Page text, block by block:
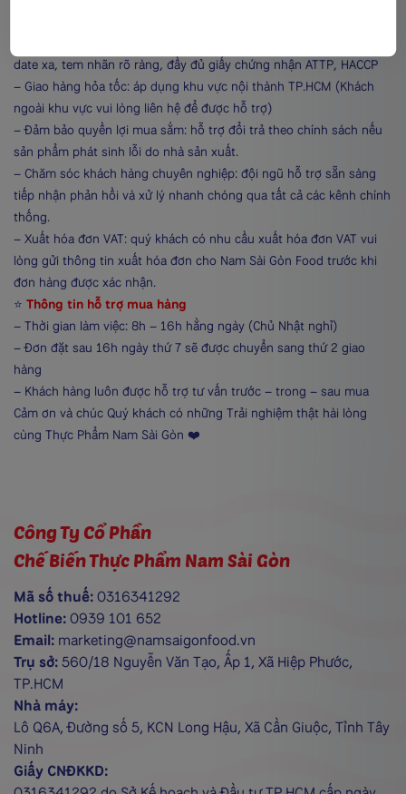
date xa, tem nhãn rõ ràng, đầy đủ giấy chứng nhận ATTP, HACCP
– Giao hàng hỏa tốc: áp dụng khu vực nội thành TP.HCM (Khách
ngoài khu vực vui lòng liên hệ để được hỗ trợ)
– Đảm bảo quyền lợi mua sắm: hỗ trợ đổi trả theo chính sách nếu
sản phẩm phát sinh lỗi do nhà sản xuất.
– Chăm sóc khách hàng chuyên nghiệp: đội ngũ hỗ trợ sẵn sàng
tiếp nhận phản hồi và xử lý nhanh chóng qua tất cả các kênh chính
thống.
– Xuất hóa đơn VAT: quý khách có nhu cầu xuất hóa đơn VAT vui
lòng gửi thông tin xuất hóa đơn cho Nam Sài Gòn Food trước khi
đơn hàng được xác nhận.
⭐️ Thông tin hỗ trợ mua hàng
– Thời gian làm việc: 8h – 16h hằng ngày (Chủ Nhật nghỉ)
– Đơn đặt sau 16h ngày thứ 7 sẽ được chuyển sang thứ 2 giao
hàng
– Khách hàng luôn được hỗ trợ tư vấn trước – trong – sau mua
Cảm ơn và chúc Quý khách có những Trải nghiệm thật hài lòng
cùng Thực Phẩm Nam Sài Gòn ❤️
Công Ty Cổ Phần
Chế Biến Thực Phẩm Nam Sài Gòn
Mã số thuế:0316341292
Hotline:0939 101 652
Email: marketing@namsaigonfood.vn
Trụ sở:560/18 Nguyễn Văn Tạo, Ấp 1, Xã Hiệp Phước,
TP.HCM
Nhà máy:
Lô Q6A, Đường số 5, KCN Long Hậu, Xã Cần Giuộc, Tỉnh Tây
Ninh
Giấy CNĐKKD: